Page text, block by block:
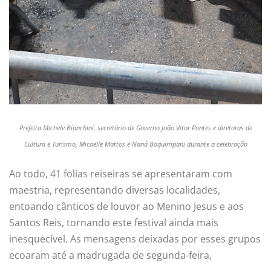
Prefeita Michele Bianchini, secretário de Governo João Vitor Pontes e diretoras de
Cultura e Turismo, Micaelle Mattos e Naná Boquimpani durante a celebração
Ao todo, 41 folias reiseiras se apresentaram com
maestria, representando diversas localidades,
entoando cânticos de louvor ao Menino Jesus e aos
Santos Reis, tornando este festival ainda mais
inesquecível. As mensagens deixadas por esses grupos
ecoaram até a madrugada de segunda-feira,